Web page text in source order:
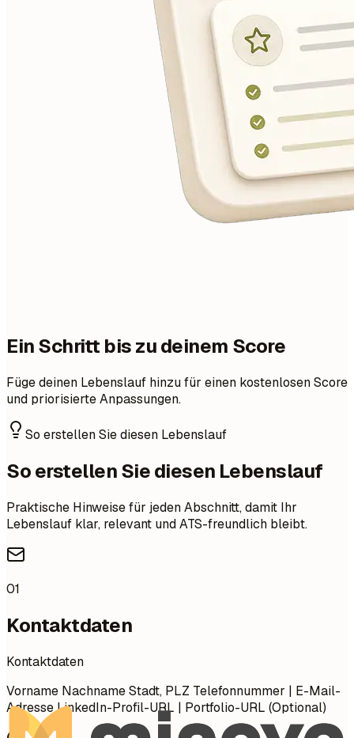
Ein Schritt bis zu deinem Score
Füge deinen Lebenslauf hinzu für einen kostenlosen Score
und priorisierte Anpassungen.
So erstellen Sie diesen Lebenslauf
So erstellen Sie diesen Lebenslauf
Praktische Hinweise für jeden Abschnitt, damit Ihr
Lebenslauf klar, relevant und ATS-freundlich bleibt.
01
Kontaktdaten
Kontaktdaten
Vorname Nachname Stadt, PLZ Telefonnummer | E-Mail-
Adresse LinkedIn-Profil-URL | Portfolio-URL (Optional)